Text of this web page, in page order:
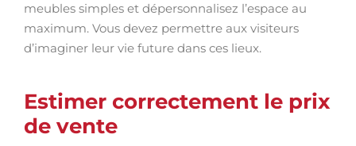
meubles simples et dépersonnalisez l’espace au
maximum. Vous devez permettre aux visiteurs
d’imaginer leur vie future dans ces lieux.
Estimer correctement le prix
de vente